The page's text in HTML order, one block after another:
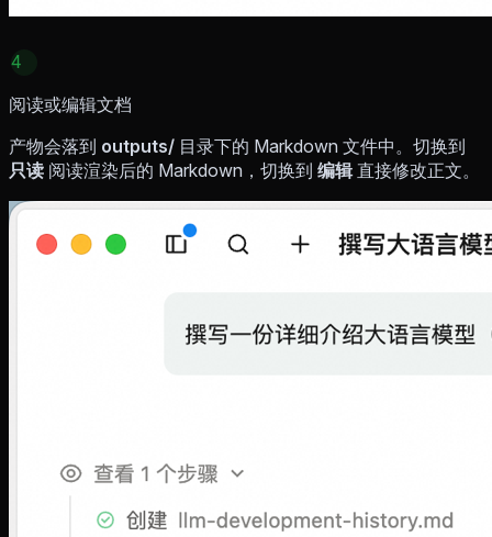
4
阅读或编辑文档
产物会落到 outputs/ 目录下的 Markdown 文件中。切换到
只读 阅读渲染后的 Markdown，切换到 编辑直接修改正文。